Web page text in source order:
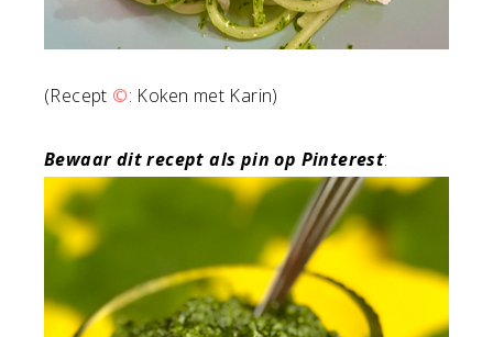
(Recept ©: Koken met Karin)
Bewaar dit recept als pin op Pinterest: